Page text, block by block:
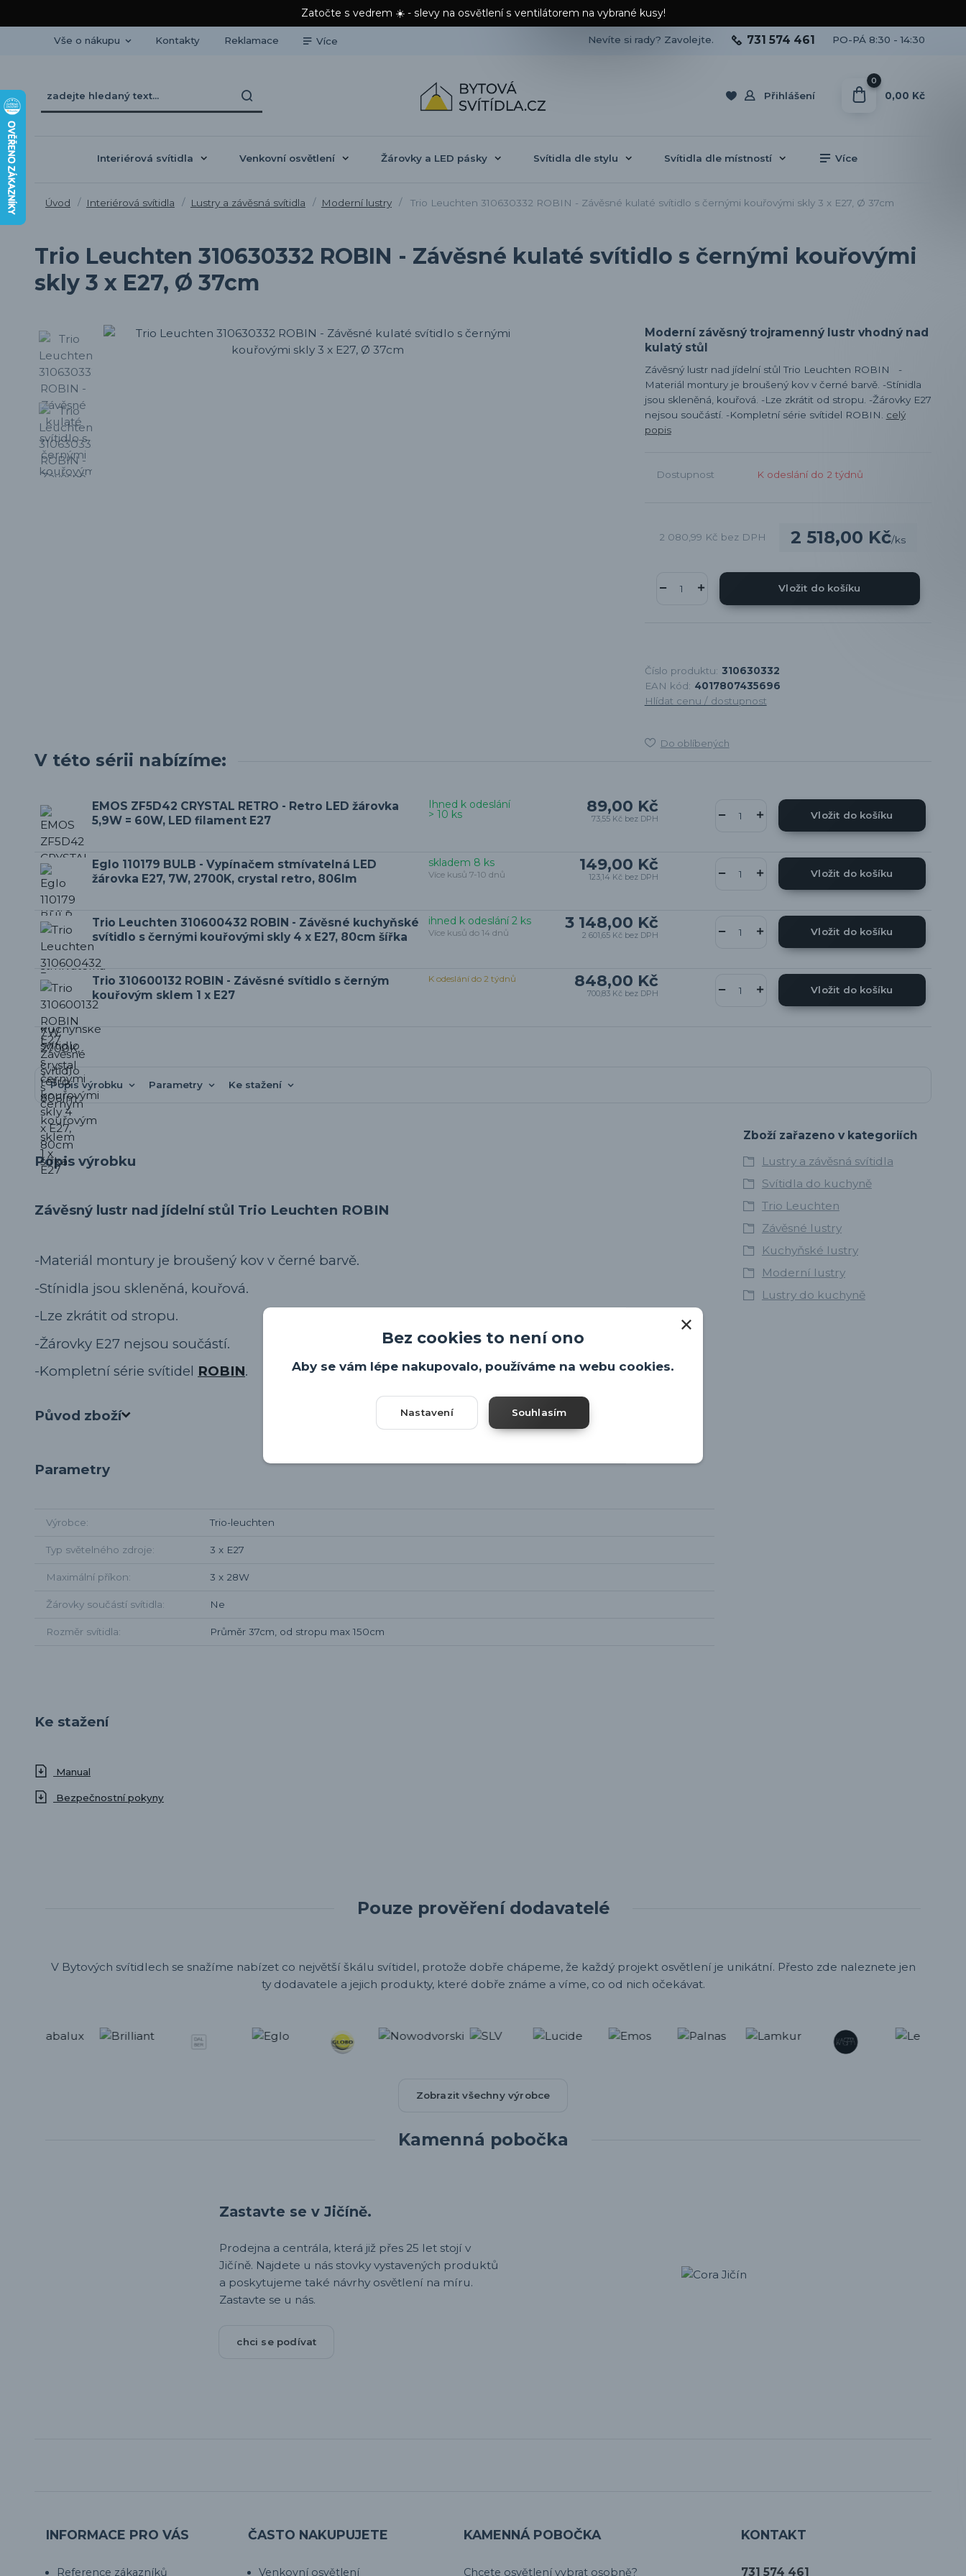
Zatočte s vedrem ☀️ - slevy na osvětlení s ventilátorem na vybrané kusy!
Vše o nákupu Kontakty Reklamace Více
Přihlášení
Nevíte si rady? Zavolejte. 731 574 461 PO-PÁ 8:30 - 14:30
0
0,00 Kč
Interiérová svítidla Venkovní osvětlení Žárovky a LED pásky Svítidla dle stylu Svítidla dle místností Více
Úvod Interiérová svítidla Lustry a závěsná svítidla Moderní lustry Trio Leuchten 310630332 ROBIN - Závěsné kulaté svítidlo s černými kouřovými skly 3 x E27, Ø 37cm
Trio Leuchten 310630332 ROBIN - Závěsné kulaté svítidlo s černými kouřovými
skly 3 x E27, Ø 37cm
Moderní závěsný trojramenný lustr vhodný nad
kulatý stůl
Závěsný lustr nad jídelní stůl Trio Leuchten ROBIN -
Materiál montury je broušený kov v černé barvě. -Stínidla
jsou skleněná, kouřová. -Lze zkrátit od stropu. -Žárovky E27
nejsou součástí. -Kompletní série svítidel ROBIN. celý
popis
Dostupnost K odeslání do 2 týdnů
2 518,00 Kč/ks
2 080,99 Kč bez DPH
Vložit do košíku
Číslo produktu: 310630332
EAN kód: 4017807435696
Hlídat cenu / dostupnost
Do oblíbených
V této sérii nabízíme:
EMOS ZF5D42 CRYSTAL RETRO - Retro LED žárovka
5,9W = 60W, LED filament E27
89,00 Kč
73,55 Kč bez DPH
Ihned k odeslání
> 10 ks Vložit do košíku
Eglo 110179 BULB - Vypínačem stmívatelná LED
žárovka E27, 7W, 2700K, crystal retro, 806lm
149,00 Kč
123,14 Kč bez DPH
skladem 8 ks
Více kusů 7-10 dnů Vložit do košíku
Trio Leuchten 310600432 ROBIN - Závěsné kuchyňské
svítidlo s černými kouřovými skly 4 x E27, 80cm šířka
3 148,00 Kč
2 601,65 Kč bez DPH
ihned k odeslání 2 ks
Více kusů do 14 dnů Vložit do košíku
Trio 310600132 ROBIN - Závěsné svítidlo s černým
kouřovým sklem 1 x E27
848,00 Kč
700,83 Kč bez DPH
K odeslání do 2 týdnů
Vložit do košíku
Popis výrobku Parametry Ke stažení
Popis výrobku
Závěsný lustr nad jídelní stůl Trio Leuchten ROBIN
-Materiál montury je broušený kov v černé barvě.
-Stínidla jsou skleněná, kouřová.
-Lze zkrátit od stropu.
-Žárovky E27 nejsou součástí.
-Kompletní série svítidel ROBIN.
Původ zboží
Parametry
Výrobce Trio-leuchten
Typ světelného zdroje 3 x E27
Maximální příkon 3 x 28W
Žárovky součástí svítidla Ne
Rozměr svítidla Průměr 37cm, od stropu max 150cm
Zboží zařazeno v kategoriích
Lustry a závěsná svítidla
Svítidla do kuchyně
Trio Leuchten
Závěsné lustry
Kuchyňské lustry
Moderní lustry
Lustry do kuchyně
Ke stažení
Manual
Bezpečnostní pokyny
Pouze prověření dodavatelé
V Bytových svítidlech se snažíme nabízet co největší škálu svítidel, protože dobře chápeme, že každý projekt osvětlení je unikátní. Přesto zde naleznete jen
ty dodavatele a jejich produkty, které dobře známe a víme, co od nich očekávat.
Zobrazit všechny výrobce
Kamenná pobočka
Zastavte se v Jičíně.
Prodejna a centrála, která již přes 25 let stojí v
Jičíně. Najdete u nás stovky vystavených produktů
a poskytujeme také návrhy osvětlení na míru.
Zastavte se u nás.
chci se podívat
INFORMACE PRO VÁS
Reference zákazníků
ČASTO NAKUPUJETE
Venkovní osvětlení
KAMENNÁ POBOČKA
Chcete osvětlení vybrat osobně?
KONTAKT
731 574 461
Bez cookies to není ono
Aby se vám lépe nakupovalo, používáme na webu cookies.
Nastavení Souhlasím